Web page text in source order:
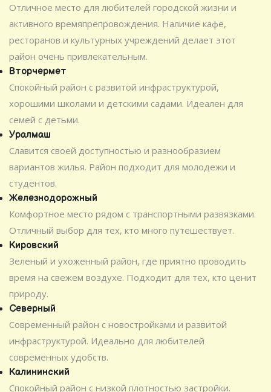
Отличное место для любителей городской жизни и
активного времяпрепровождения. Наличие кафе,
ресторанов и культурных учреждений делает этот
район очень привлекательным.
Вторчермет
Спокойный район с развитой инфраструктурой,
хорошими школами и детскими садами. Идеален для
семей с детьми.
Уралмаш
Славится своей доступностью и разнообразием
вариантов жилья. Район подходит для молодежи и
студентов.
Железнодорожный
Комфортное место рядом с транспортными развязками.
Отличный выбор для тех, кто много путешествует.
Кировский
Зеленый и ухоженный район, где приятно проводить
время на свежем воздухе. Подходит для тех, кто ценит
природу.
Северный
Современный район с новостройками и развитой
инфраструктурой. Идеально для любителей
современных удобств.
Калининский
Спокойный район с низкой плотностью застройки.